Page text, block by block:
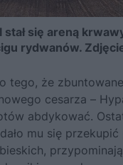
się areną
rydwanów.
tego, że
cesarza –
abdykować.
mu się